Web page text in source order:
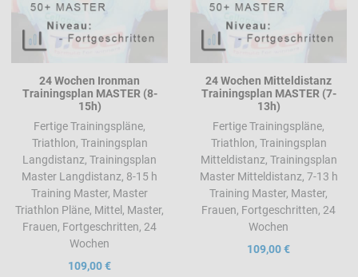
24 Wochen Ironman
Trainingsplan MASTER (8-
15h)
Fertige Trainingspläne,
Triathlon, Trainingsplan
Langdistanz, Trainingsplan
Master Langdistanz, 8-15 h
Training Master, Master
Triathlon Pläne, Mittel, Master,
Frauen, Fortgeschritten, 24
Wochen
109,00 €
24 Wochen Mitteldistanz
Trainingsplan MASTER (7-
13h)
Fertige Trainingspläne,
Triathlon, Trainingsplan
Mitteldistanz, Trainingsplan
Master Mitteldistanz, 7-13 h
Training Master, Master,
Frauen, Fortgeschritten, 24
Wochen
109,00 €